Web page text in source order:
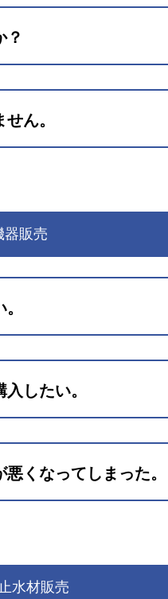
？
ん。
器販売
したい。
くなってしまった。
水材販売